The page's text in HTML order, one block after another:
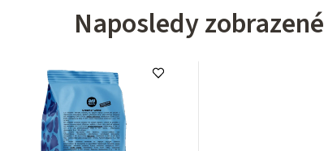
Naposledy zobrazené